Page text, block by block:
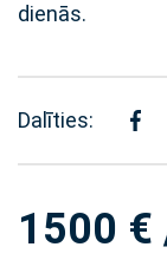
dienās.
Dalīties:
1500 €